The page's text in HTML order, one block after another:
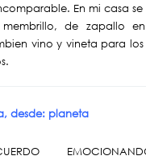
En mi casa
de zapallo
vino y vineta para los
desde: planeta